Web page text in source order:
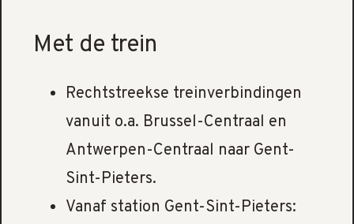
Met de trein
Rechtstreekse treinverbindingen
vanuit o.a. Brussel-Centraal en
Antwerpen-Centraal naar Gent-
Sint-Pieters.
Vanaf station Gent-Sint-Pieters: